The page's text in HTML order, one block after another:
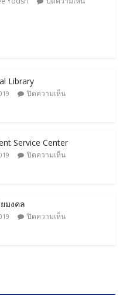
Library
ปิดความเห็น
Service Center
ปิดความเห็น
มงคล
ปิดความเห็น